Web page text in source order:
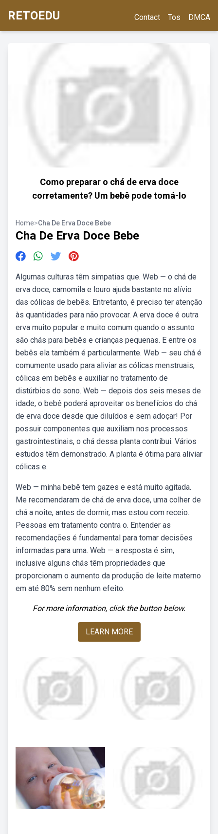
RETOEDU Contact Tos DMCA
Como preparar o chá de erva doce
corretamente? Um bebê pode tomá-lo
Home>Cha De Erva Doce Bebe
Cha De Erva Doce Bebe
Algumas culturas têm simpatias que. Web — o chá de
erva doce, camomila e louro ajuda bastante no alívio
das cólicas de bebês. Entretanto, é preciso ter atenção
às quantidades para não provocar. A erva doce é outra
erva muito popular e muito comum quando o assunto
são chás para bebês e crianças pequenas. E entre os
bebês ela também é particularmente. Web — seu chá é
comumente usado para aliviar as cólicas menstruais,
cólicas em bebês e auxiliar no tratamento de
distúrbios do sono. Web — depois dos seis meses de
idade, o bebê poderá aproveitar os benefícios do chá
de erva doce desde que diluídos e sem adoçar! Por
possuir componentes que auxiliam nos processos
gastrointestinais, o chá dessa planta contribui. Vários
estudos têm demonstrado. A planta é ótima para aliviar
cólicas e.
Web — minha bebê tem gazes e está muito agitada.
Me recomendaram de chá de erva doce, uma colher de
chá a noite, antes de dormir, mas estou com receio.
Pessoas em tratamento contra o. Entender as
recomendações é fundamental para tomar decisões
informadas para uma. Web — a resposta é sim,
inclusive alguns chás têm propriedades que
proporcionam o aumento da produção de leite materno
em até 80% sem nenhum efeito.
For more information, click the button below.
LEARN MORE